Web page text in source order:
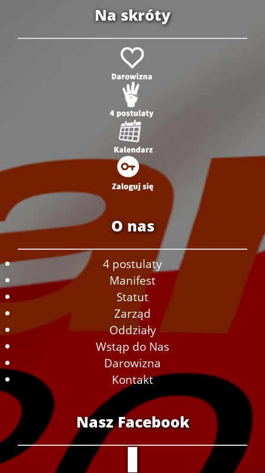
Na skróty
O nas
4 postulaty
Manifest
Statut
Zarząd
Oddziały
Wstąp do Nas
Darowizna
Kontakt
Nasz Facebook